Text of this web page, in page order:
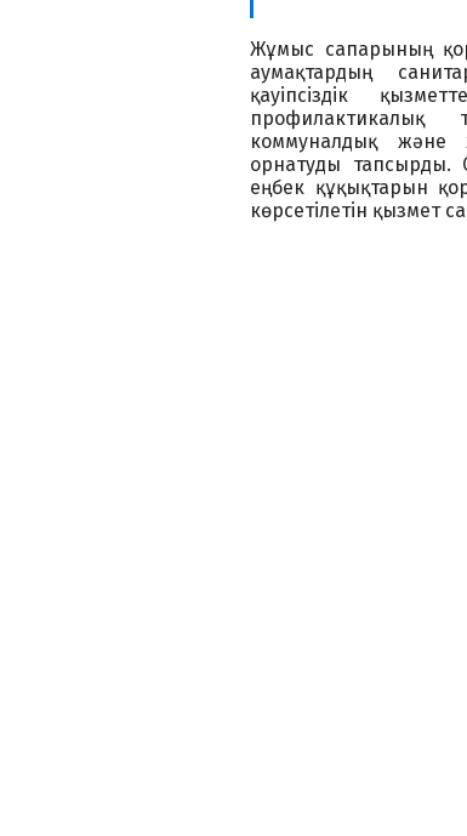
Жұмыс сапарының
аумақтардың
қауіпсіздік
профилактикалық
коммуналдық және
орнатуды тапсырды.
еңбек құқықтарын
көрсетілетін қызмет